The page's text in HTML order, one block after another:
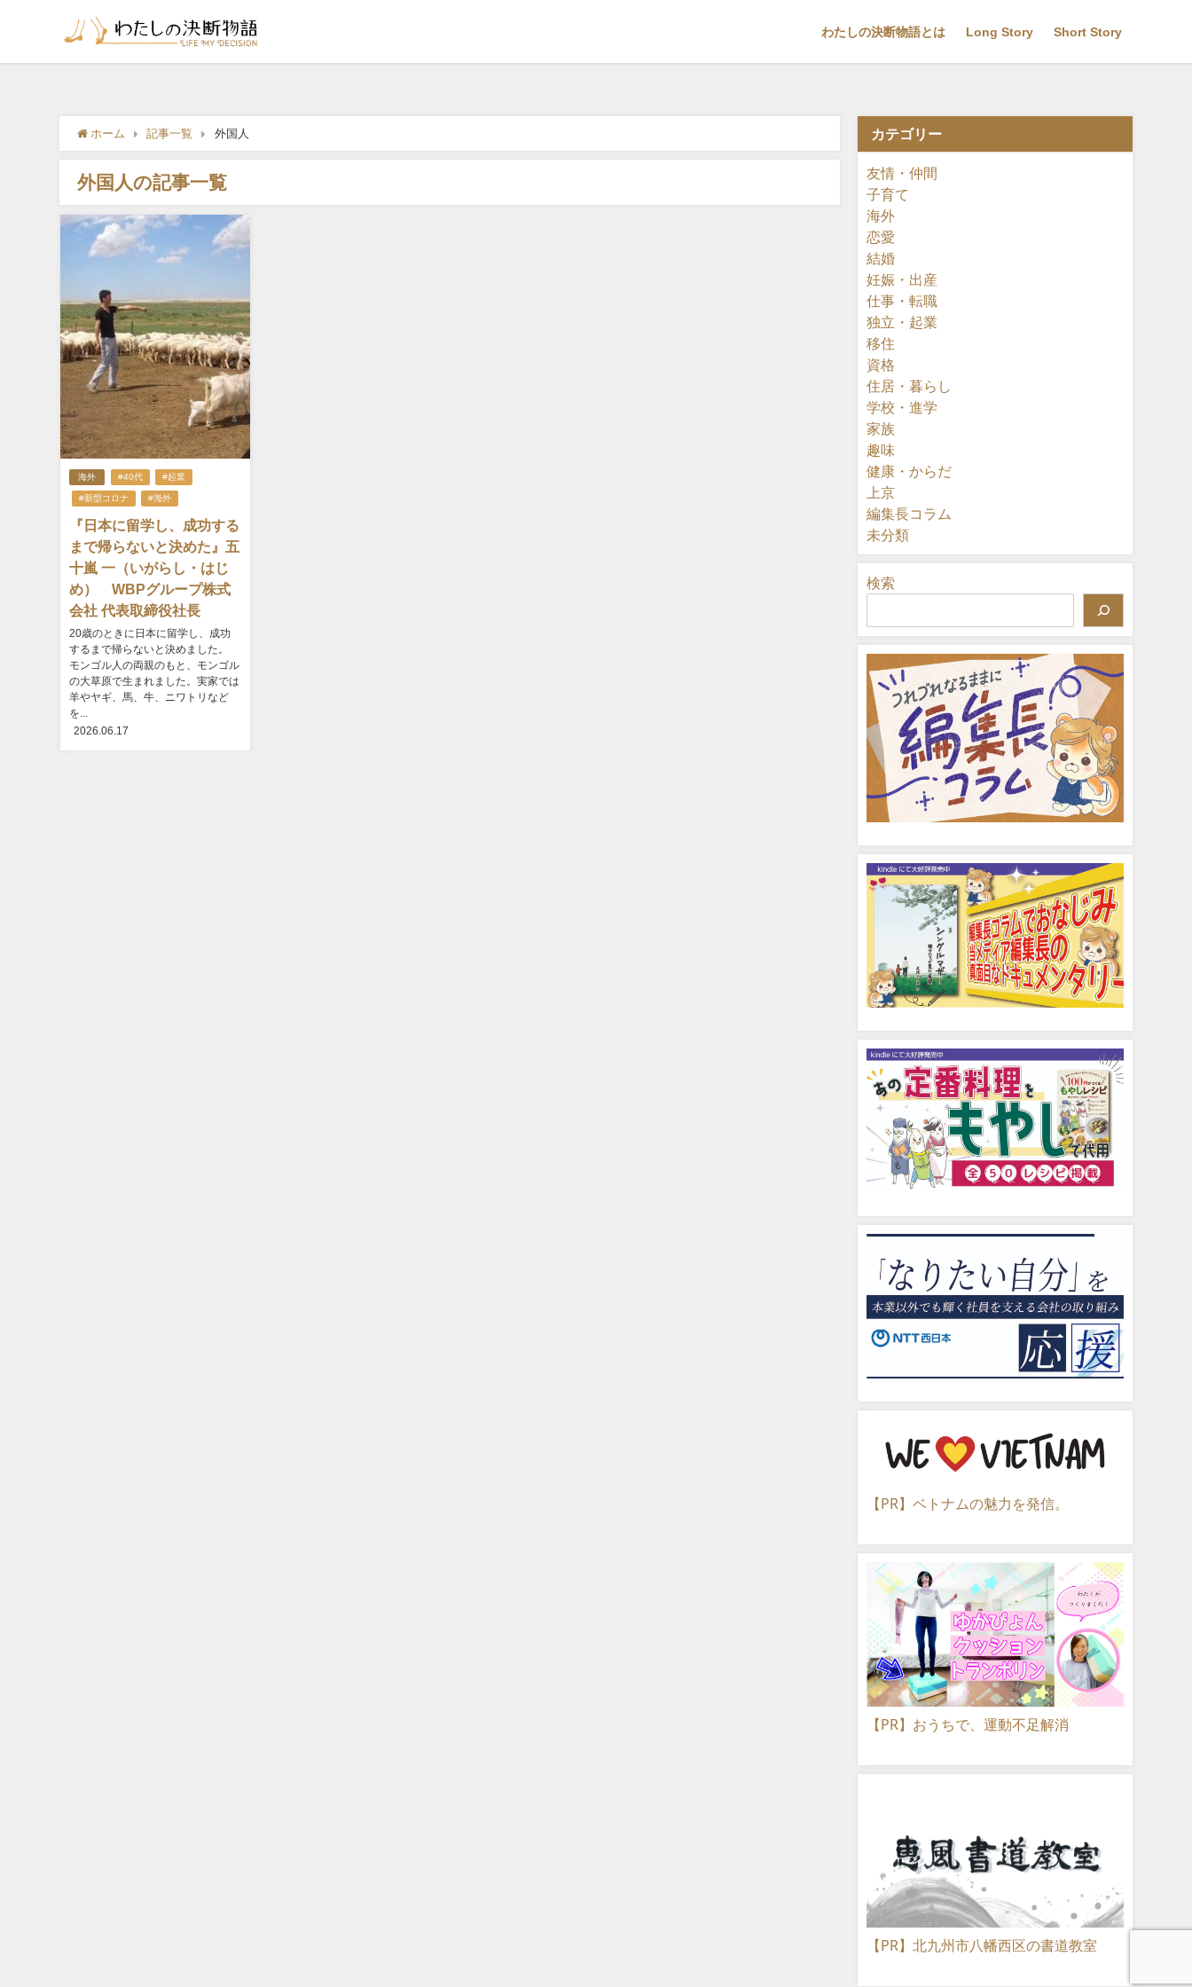
わたしの決断物語とは Long Story Short Story
ホーム 記事一覧 外国人
外国人の記事一覧
海外 #40代 #起業
#新型コロナ #海外
『日本に留学し、成功する
まで帰らないと決めた』五
十嵐 一（いがらし・はじ
め） WBPグループ株式
会社 代表取締役社長
20歳のときに日本に留学し、成功
するまで帰らないと決めました。
モンゴル人の両親のもと、モンゴル
の大草原で生まれました。実家では
羊やヤギ、馬、牛、ニワトリなど
を...
2026.06.17
カテゴリー
友情・仲間
子育て
海外
恋愛
結婚
妊娠・出産
仕事・転職
独立・起業
移住
資格
住居・暮らし
学校・進学
家族
趣味
健康・からだ
上京
編集長コラム
未分類
検索
【PR】ベトナムの魅力を発信。
【PR】おうちで、運動不足解消
【PR】北九州市八幡西区の書道教室